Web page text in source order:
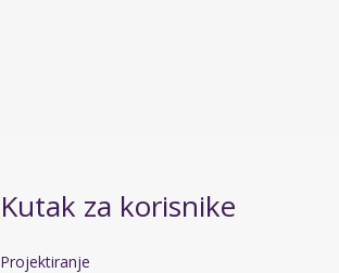
Kutak za korisnike
Projektiranje